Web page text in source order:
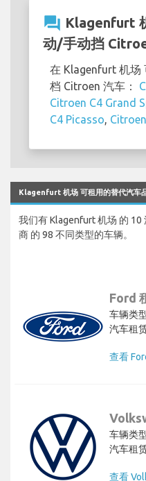
question_answer Klagenfurt
动/手动挡
在 Klagenfurt 机场
档 Citroen 汽车：
Citroen C4 Grand
C4 Picasso
Klagenfurt 机场 可租用的替代汽车
我们有 Klagenfurt 机场 的 10
商 的 98 不同类型的车辆。
Ford
车辆类
汽车租
查看
车辆类
汽车租
查看